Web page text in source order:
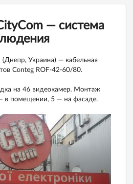
— система
(Днепр, Украина) — кабельная
Conteg ROF-42-60/80.
на 46 видеокамер. Монтаж
в помещении, 5 — на фасаде.